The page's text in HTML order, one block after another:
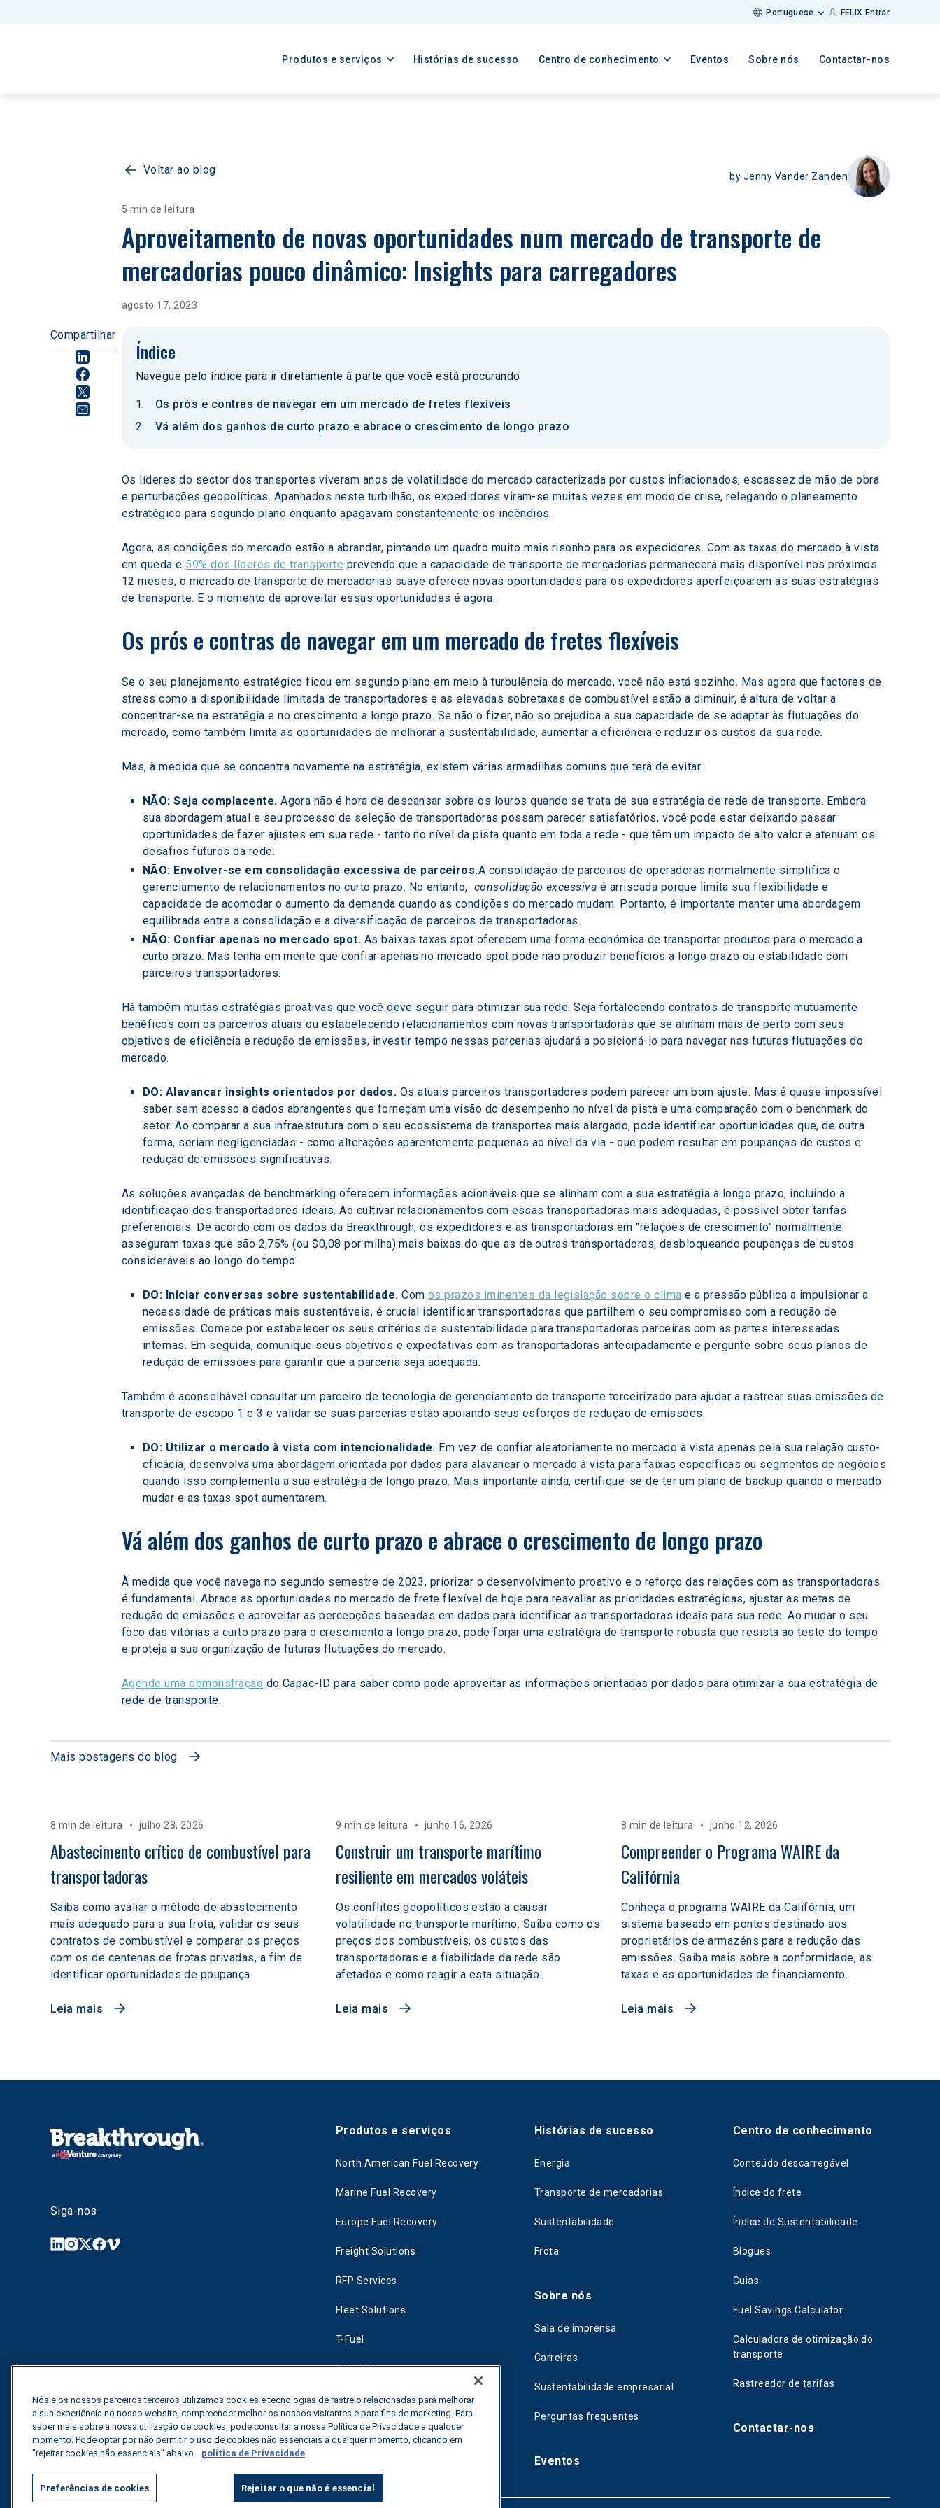
Portuguese FELIX Entrar
Produtos e serviços Histórias de sucesso Centro de conhecimento Eventos Sobre nós Contactar-nos
Voltar ao blog by Jenny Vander Zanden
5 min de leitura
Aproveitamento de novas oportunidades num mercado de transporte de
mercadorias pouco dinâmico: Insights para carregadores
agosto 17, 2023
Compartilhar
Índice
Navegue pelo índice para ir diretamente à parte que você está procurando
Os prós e contras de navegar em um mercado de fretes flexíveis
Vá além dos ganhos de curto prazo e abrace o crescimento de longo prazo
Os líderes do sector dos transportes viveram anos de volatilidade do mercado caracterizada por custos inflacionados, escassez de mão de obra
e perturbações geopolíticas. Apanhados neste turbilhão, os expedidores viram-se muitas vezes em modo de crise, relegando o planeamento
estratégico para segundo plano enquanto apagavam constantemente os incêndios.
Agora, as condições do mercado estão a abrandar, pintando um quadro muito mais risonho para os expedidores. Com as taxas do mercado à vista
em queda e 59% dos líderes de transporte prevendo que a capacidade de transporte de mercadorias permanecerá mais disponível nos próximos
12 meses, o mercado de transporte de mercadorias suave oferece novas oportunidades para os expedidores aperfeiçoarem as suas estratégias
de transporte. E o momento de aproveitar essas oportunidades é agora.
Os prós e contras de navegar em um mercado de fretes flexíveis
Se o seu planejamento estratégico ficou em segundo plano em meio à turbulência do mercado, você não está sozinho. Mas agora que factores de
stress como a disponibilidade limitada de transportadores e as elevadas sobretaxas de combustível estão a diminuir, é altura de voltar a
concentrar-se na estratégia e no crescimento a longo prazo. Se não o fizer, não só prejudica a sua capacidade de se adaptar às flutuações do
mercado, como também limita as oportunidades de melhorar a sustentabilidade, aumentar a eficiência e reduzir os custos da sua rede.
Mas, à medida que se concentra novamente na estratégia, existem várias armadilhas comuns que terá de evitar:
NÃO: Seja complacente. Agora não é hora de descansar sobre os louros quando se trata de sua estratégia de rede de transporte. Embora
sua abordagem atual e seu processo de seleção de transportadoras possam parecer satisfatórios, você pode estar deixando passar
oportunidades de fazer ajustes em sua rede - tanto no nível da pista quanto em toda a rede - que têm um impacto de alto valor e atenuam os
desafios futuros da rede.
NÃO: Envolver-se em consolidação excessiva de parceiros.A consolidação de parceiros de operadoras normalmente simplifica o
gerenciamento de relacionamentos no curto prazo. No entanto, consolidação excessiva é arriscada porque limita sua flexibilidade e
capacidade de acomodar o aumento da demanda quando as condições do mercado mudam. Portanto, é importante manter uma abordagem
equilibrada entre a consolidação e a diversificação de parceiros de transportadoras.
NÃO: Confiar apenas no mercado spot. As baixas taxas spot oferecem uma forma económica de transportar produtos para o mercado a
curto prazo. Mas tenha em mente que confiar apenas no mercado spot pode não produzir benefícios a longo prazo ou estabilidade com
parceiros transportadores.
Há também muitas estratégias proativas que você deve seguir para otimizar sua rede. Seja fortalecendo contratos de transporte mutuamente
benéficos com os parceiros atuais ou estabelecendo relacionamentos com novas transportadoras que se alinham mais de perto com seus
objetivos de eficiência e redução de emissões, investir tempo nessas parcerias ajudará a posicioná-lo para navegar nas futuras flutuações do
mercado.
DO: Alavancar insights orientados por dados. Os atuais parceiros transportadores podem parecer um bom ajuste. Mas é quase impossível
saber sem acesso a dados abrangentes que forneçam uma visão do desempenho no nível da pista e uma comparação com o benchmark do
setor. Ao comparar a sua infraestrutura com o seu ecossistema de transportes mais alargado, pode identificar oportunidades que, de outra
forma, seriam negligenciadas - como alterações aparentemente pequenas ao nível da via - que podem resultar em poupanças de custos e
redução de emissões significativas.
As soluções avançadas de benchmarking oferecem informações acionáveis que se alinham com a sua estratégia a longo prazo, incluindo a
identificação dos transportadores ideais. Ao cultivar relacionamentos com essas transportadoras mais adequadas, é possível obter tarifas
preferenciais. De acordo com os dados da Breakthrough, os expedidores e as transportadoras em "relações de crescimento" normalmente
asseguram taxas que são 2,75% (ou $0,08 por milha) mais baixas do que as de outras transportadoras, desbloqueando poupanças de custos
consideráveis ao longo do tempo.
DO: Iniciar conversas sobre sustentabilidade. Com os prazos iminentes da legislação sobre o clima e a pressão pública a impulsionar a
necessidade de práticas mais sustentáveis, é crucial identificar transportadoras que partilhem o seu compromisso com a redução de
emissões. Comece por estabelecer os seus critérios de sustentabilidade para transportadoras parceiras com as partes interessadas
internas. Em seguida, comunique seus objetivos e expectativas com as transportadoras antecipadamente e pergunte sobre seus planos de
redução de emissões para garantir que a parceria seja adequada.
Também é aconselhável consultar um parceiro de tecnologia de gerenciamento de transporte terceirizado para ajudar a rastrear suas emissões de
transporte de escopo 1 e 3 e validar se suas parcerias estão apoiando seus esforços de redução de emissões.
DO: Utilizar o mercado à vista com intencionalidade. Em vez de confiar aleatoriamente no mercado à vista apenas pela sua relação custo-
eficácia, desenvolva uma abordagem orientada por dados para alavancar o mercado à vista para faixas específicas ou segmentos de negócios
quando isso complementa a sua estratégia de longo prazo. Mais importante ainda, certifique-se de ter um plano de backup quando o mercado
mudar e as taxas spot aumentarem.
Vá além dos ganhos de curto prazo e abrace o crescimento de longo prazo
À medida que você navega no segundo semestre de 2023, priorizar o desenvolvimento proativo e o reforço das relações com as transportadoras
é fundamental. Abrace as oportunidades no mercado de frete flexível de hoje para reavaliar as prioridades estratégicas, ajustar as metas de
redução de emissões e aproveitar as percepções baseadas em dados para identificar as transportadoras ideais para sua rede. Ao mudar o seu
foco das vitórias a curto prazo para o crescimento a longo prazo, pode forjar uma estratégia de transporte robusta que resista ao teste do tempo
e proteja a sua organização de futuras flutuações do mercado.
Agende uma demonstração do Capac-ID para saber como pode aproveitar as informações orientadas por dados para otimizar a sua estratégia de
rede de transporte.
Mais postagens do blog
8 min de leitura julho 28, 2026
Abastecimento crítico de combustível para
transportadoras
Saiba como avaliar o método de abastecimento
mais adequado para a sua frota, validar os seus
contratos de combustível e comparar os preços
com os de centenas de frotas privadas, a fim de
identificar oportunidades de poupança.
Leia mais
9 min de leitura junho 16, 2026
Construir um transporte marítimo
resiliente em mercados voláteis
Os conflitos geopolíticos estão a causar
volatilidade no transporte marítimo. Saiba como os
preços dos combustíveis, os custos das
transportadoras e a fiabilidade da rede são
afetados e como reagir a esta situação.
Leia mais
8 min de leitura junho 12, 2026
Compreender o Programa WAIRE da
Califórnia
Conheça o programa WAIRE da Califórnia, um
sistema baseado em pontos destinado aos
proprietários de armazéns para a redução das
emissões. Saiba mais sobre a conformidade, as
taxas e as oportunidades de financiamento.
Leia mais
Siga-nos
Produtos e serviços
North American Fuel Recovery
Marine Fuel Recovery
Europe Fuel Recovery
Freight Solutions
RFP Services
Fleet Solutions
T-Fuel
CleanMile
Histórias de sucesso
Energia
Transporte de mercadorias
Sustentabilidade
Frota
Sobre nós
Sala de imprensa
Carreiras
Sustentabilidade empresarial
Perguntas frequentes
Eventos
Centro de conhecimento
Conteúdo descarregável
Índice do frete
Índice de Sustentabilidade
Blogues
Guias
Fuel Savings Calculator
Calculadora de otimização do
transporte
Rastreador de tarifas
Contactar-nos
Nós e os nossos parceiros terceiros utilizamos cookies e tecnologias de rastreio relacionadas para melhorar
a sua experiência no nosso website, compreender melhor os nossos visitantes e para fins de marketing. Para
saber mais sobre a nossa utilização de cookies, pode consultar a nossa Política de Privacidade a qualquer
momento. Pode optar por não permitir o uso de cookies não essenciais a qualquer momento, clicando em
"rejeitar cookies não essenciais" abaixo. política de Privacidade
Preferências de cookies Rejeitar o que não é essencial